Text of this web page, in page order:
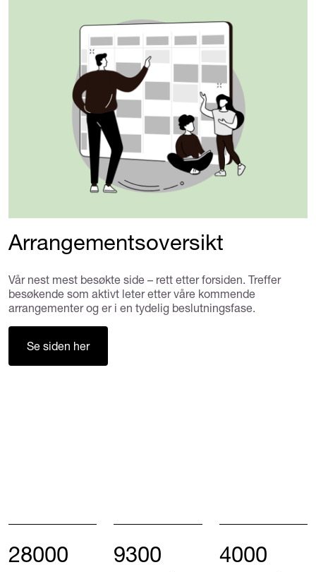
Arrangementsoversikt
Vår nest mest besøkte side – rett etter forsiden. Treffer
besøkende som aktivt leter etter våre kommende
arrangementer og er i en tydelig beslutningsfase.
Se siden her
28000 9300 4000